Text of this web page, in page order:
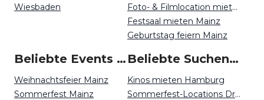
Wiesbaden
Foto- & Filmlocation mieten Mainz
Festsaal mieten Mainz
Geburtstag feiern Mainz
Beliebte Events in Mainz
Weihnachtsfeier Mainz
Sommerfest Mainz
Beliebte Suchen auf Event Inc
Kinos mieten Hamburg
Sommerfest-Locations Dresden